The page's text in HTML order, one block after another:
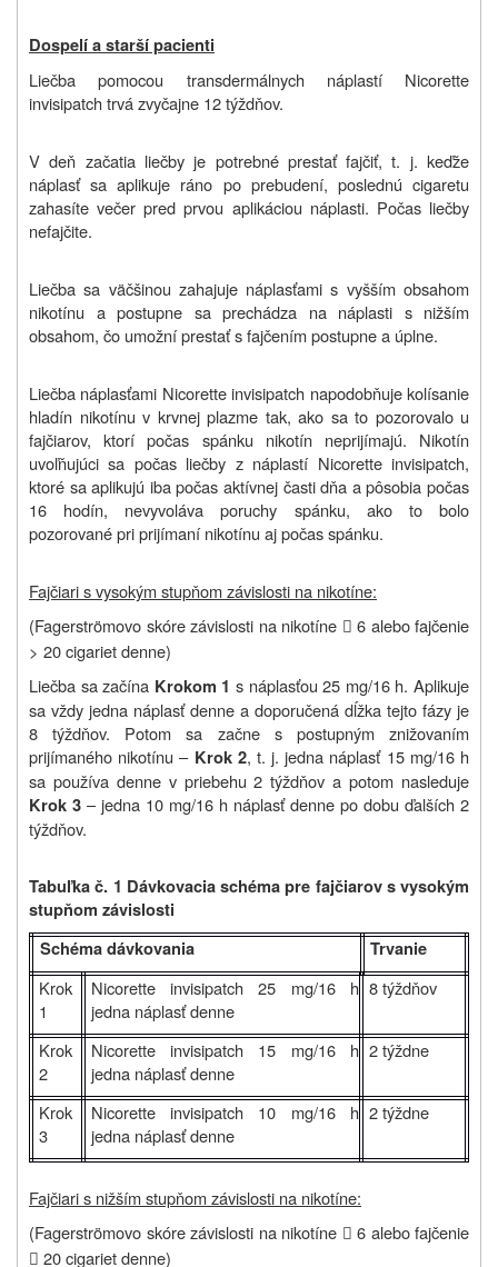
Dospelí a starší pacienti
Liečba pomocou transdermálnych náplastí Nicorette
invisipatch trvá zvyčajne 12 týždňov.
V deň začatia liečby je potrebné prestať fajčiť, t. j. keďže
náplasť sa aplikuje ráno po prebudení, poslednú cigaretu
zahasíte večer pred prvou aplikáciou náplasti. Počas liečby
nefajčite.
Liečba sa väčšinou zahajuje náplasťami s vyšším obsahom
nikotínu a postupne sa prechádza na náplasti s nižším
obsahom, čo umožní prestať s fajčením postupne a úplne.
Liečba náplasťami Nicorette invisipatch napodobňuje kolísanie
hladín nikotínu v krvnej plazme tak, ako sa to pozorovalo u
fajčiarov, ktorí počas spánku nikotín neprijímajú. Nikotín
uvoľňujúci sa počas liečby z náplastí Nicorette invisipatch,
ktoré sa aplikujú iba počas aktívnej časti dňa a pôsobia počas
16 hodín, nevyvoláva poruchy spánku, ako to bolo
pozorované pri prijímaní nikotínu aj počas spánku.
Fajčiari s vysokým stupňom závislosti na nikotíne:
(Fagerströmovo skóre závislosti na nikotíne  6 alebo fajčenie
> 20 cigariet denne)
Liečba sa začína Krokom 1 s náplasťou 25 mg/16 h. Aplikuje
sa vždy jedna náplasť denne a doporučená dĺžka tejto fázy je
8 týždňov. Potom sa začne s postupným znižovaním
prijímaného nikotínu – Krok 2, t. j. jedna náplasť 15 mg/16 h
sa používa denne v priebehu 2 týždňov a potom nasleduje
Krok 3 – jedna 10 mg/16 h náplasť denne po dobu ďalších 2
týždňov.
Tabuľka č. 1 Dávkovacia schéma pre fajčiarov s vysokým
stupňom závislosti
Schéma dávkovania
Trvanie
Krok
1
Nicorette invisipatch 25 mg/16 h
jedna náplasť denne
8 týždňov
Krok
2
Nicorette invisipatch 15 mg/16 h
jedna náplasť denne
2 týždne
Krok
3
Nicorette invisipatch 10 mg/16 h
jedna náplasť denne
2 týždne
Fajčiari s nižším stupňom závislosti na nikotíne:
(Fagerströmovo skóre závislosti na nikotíne  6 alebo fajčenie
 20 cigariet denne)